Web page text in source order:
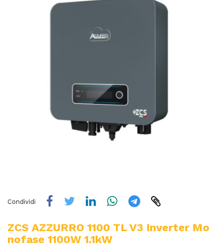
Condividi
ZCS AZZURRO 1100 TL V3 Inverter Mo
Nofase 1100W 1.1kW